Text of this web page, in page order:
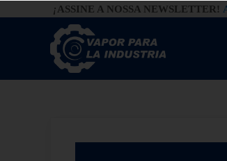
Saltar para o conteúdo principal
Saltar para a navegação de cabeçalho à
Saltar para o rodapé do site
¡ASSINE A NOSSA NEWSLETTER!
Vapor para a
Gestão Eficiente de Sistemas a Vapor